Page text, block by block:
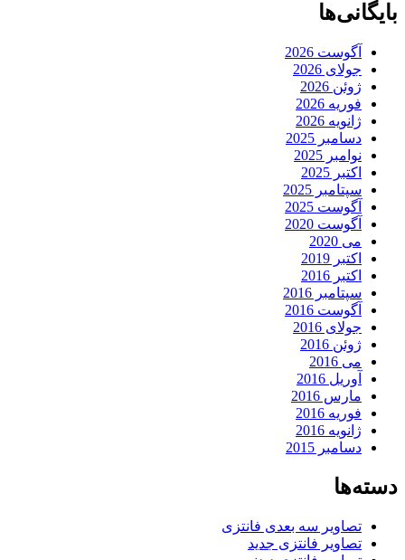
2026
2026
2026
2026
2026
2025
2025
2025
2025
2025
2020
2019
2016
2016
2016
2016
2016
2016
2016
2016
2016
2015
سه بعدی فانتزی
فانتزی جدید